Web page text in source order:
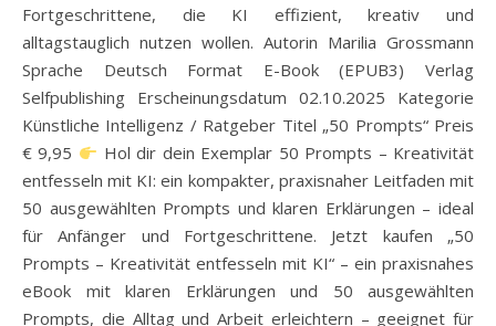
Fortgeschrittene, die KI effizient, kreativ und
alltagstauglich nutzen wollen. Autorin Marilia Grossmann
Sprache Deutsch Format E-Book (EPUB3) Verlag
Selfpublishing Erscheinungsdatum 02.10.2025 Kategorie
Künstliche Intelligenz / Ratgeber Titel „50 Prompts“ Preis
€ 9,95
Hol dir dein Exemplar 50 Prompts – Kreativität
entfesseln mit KI: ein kompakter, praxisnaher Leitfaden mit
50 ausgewählten Prompts und klaren Erklärungen – ideal
für Anfänger und Fortgeschrittene. Jetzt kaufen „50
Prompts – Kreativität entfesseln mit KI“ – ein praxisnahes
eBook mit klaren Erklärungen und 50 ausgewählten
Prompts, die Alltag und Arbeit erleichtern – geeignet für